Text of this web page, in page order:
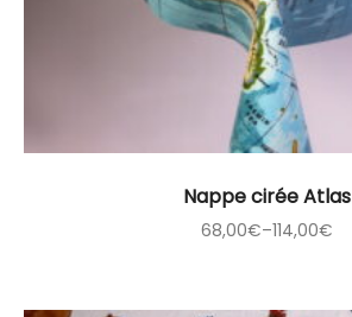
Nappe cirée Atlas
68,00€–114,00€